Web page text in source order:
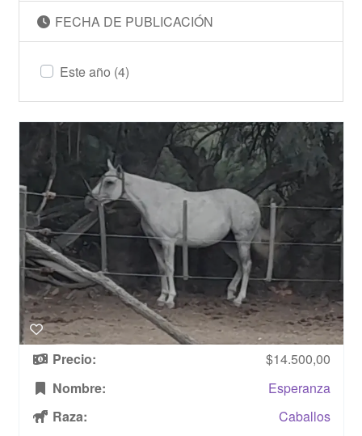
FECHA DE PUBLICACIÓN
Este año (4)
Precio:
$14.500,00
Nombre:
Esperanza
Raza:
Caballos